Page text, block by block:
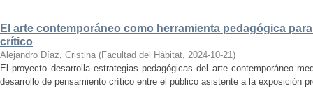
El arte contemporáneo como herramienta pedagógica
crítico
Alejandro Díaz, Cristina (Facultad del Hábitat, 2024-10-21)
El proyecto desarrolla estrategias pedagógicas del arte contemporáneo
desarrollo de pensamiento crítico entre el público asistente a la exposición